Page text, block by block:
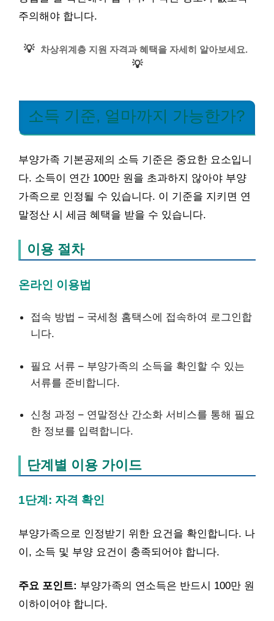
주의해야 합니다.
💡 차상위계층 지원 자격과 혜택을 자세히 알아보세요.
💡
소득 기준, 얼마까지 가능한가?
부양가족 기본공제의 소득 기준은 중요한 요소입니
다. 소득이 연간 100만 원을 초과하지 않아야 부양
가족으로 인정될 수 있습니다. 이 기준을 지키면 연
말정산 시 세금 혜택을 받을 수 있습니다.
이용 절차
온라인 이용법
접속 방법 – 국세청 홈택스에 접속하여 로그인합
니다.
필요 서류 – 부양가족의 소득을 확인할 수 있는
서류를 준비합니다.
신청 과정 – 연말정산 간소화 서비스를 통해 필요
한 정보를 입력합니다.
단계별 이용 가이드
1단계: 자격 확인
부양가족으로 인정받기 위한 요건을 확인합니다. 나
이, 소득 및 부양 요건이 충족되어야 합니다.
주요 포인트: 부양가족의 연소득은 반드시 100만 원
이하이어야 합니다.